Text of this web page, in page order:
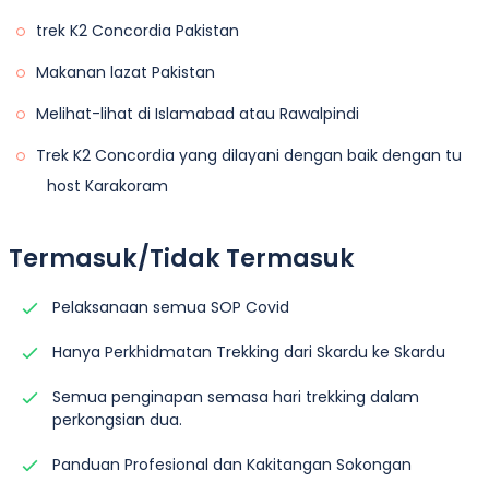
trek K2 Concordia Pakistan
Makanan lazat Pakistan
Melihat-lihat di Islamabad atau Rawalpindi
Trek K2 Concordia yang dilayani dengan baik dengan tu
host Karakoram
Termasuk/Tidak Termasuk
Pelaksanaan semua SOP Covid
Hanya Perkhidmatan Trekking dari Skardu ke Skardu
Semua penginapan semasa hari trekking dalam
perkongsian dua.
Panduan Profesional dan Kakitangan Sokongan